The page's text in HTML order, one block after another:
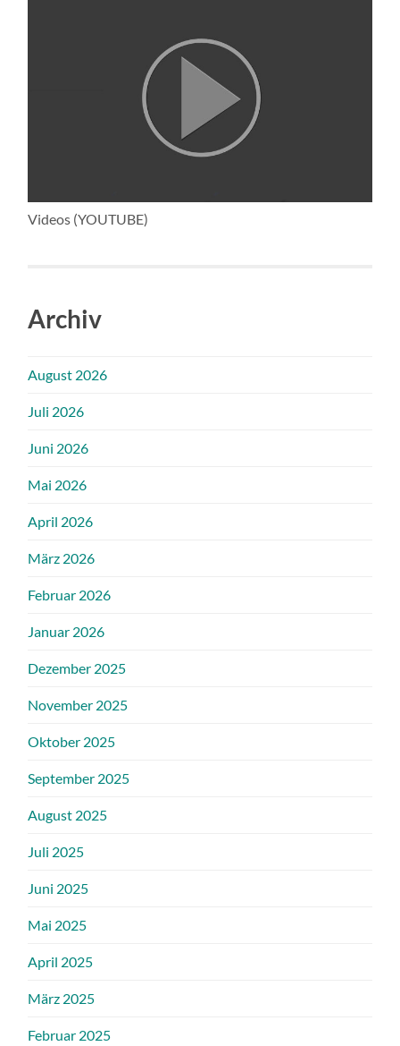
Videos (YOUTUBE)
Archiv
August 2026
Juli 2026
Juni 2026
Mai 2026
April 2026
März 2026
Februar 2026
Januar 2026
Dezember 2025
November 2025
Oktober 2025
September 2025
August 2025
Juli 2025
Juni 2025
Mai 2025
April 2025
März 2025
Februar 2025